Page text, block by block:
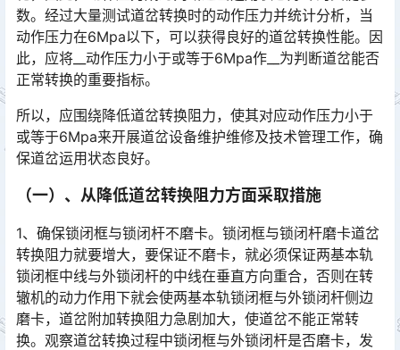
数。经过大量测试道岔转换时的动作压力并统计分析，当
动作压力在6Mpa以下，可以获得良好的道岔转换性能。因
此，应将__动作压力小于或等于6Mpa作__为判断道岔能否
正常转换的重要指标。󠅅󠅃󠄵󠅂󠄪󠇖󠆨󠆨󠇕󠆞󠆒󠅬󠇘󠆭󠆘󠇙󠆝󠅵󠇗󠆭󠆁󠄐󠇗󠅹󠅸󠇖󠆍󠅳󠇖󠅹󠅰󠇖󠆌󠅹
所以，应围绕降低道岔转换阻力，使其对应动作压力小于
或等于6Mpa来开展道岔设备维护维修及技术管理工作，确
保道岔运用状态良好。
（一）、从降低道岔转换阻力方面采取措施
1、确保锁闭框与锁闭杆不磨卡。锁闭框与锁闭杆磨卡道岔
转换阻力就要增大，要保证不磨卡，就必须保证两基本轨
锁闭框中线与外锁闭杆的中线在垂直方向重合，否则在转
辙机的动力作用下就会使两基本轨锁闭框与外锁闭杆侧边
磨卡，道岔附加转换阻力急剧加大，使道岔不能正常转
换。观察道岔转换过程中锁闭框与外锁闭杆是否磨卡，发